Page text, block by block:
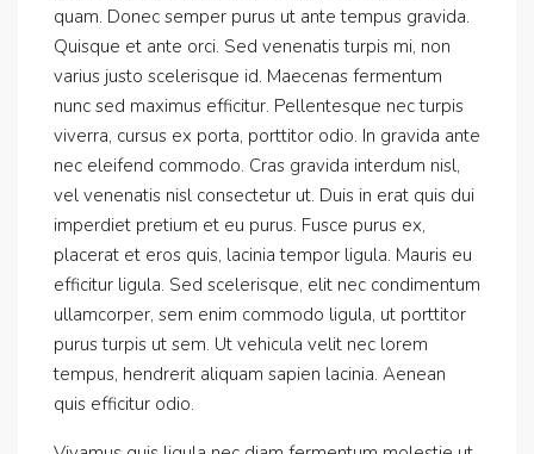
quam. Donec semper purus ut ante tempus gravida.
Quisque et ante orci. Sed venenatis turpis mi, non
varius justo scelerisque id. Maecenas fermentum
nunc sed maximus efficitur. Pellentesque nec turpis
viverra, cursus ex porta, porttitor odio. In gravida ante
nec eleifend commodo. Cras gravida interdum nisl,
vel venenatis nisl consectetur ut. Duis in erat quis dui
imperdiet pretium et eu purus. Fusce purus ex,
placerat et eros quis, lacinia tempor ligula. Mauris eu
efficitur ligula. Sed scelerisque, elit nec condimentum
ullamcorper, sem enim commodo ligula, ut porttitor
purus turpis ut sem. Ut vehicula velit nec lorem
tempus, hendrerit aliquam sapien lacinia. Aenean
quis efficitur odio.